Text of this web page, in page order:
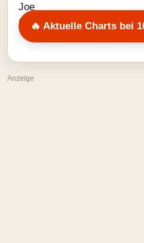
🔥 Aktuelle Charts bei
Anzeige